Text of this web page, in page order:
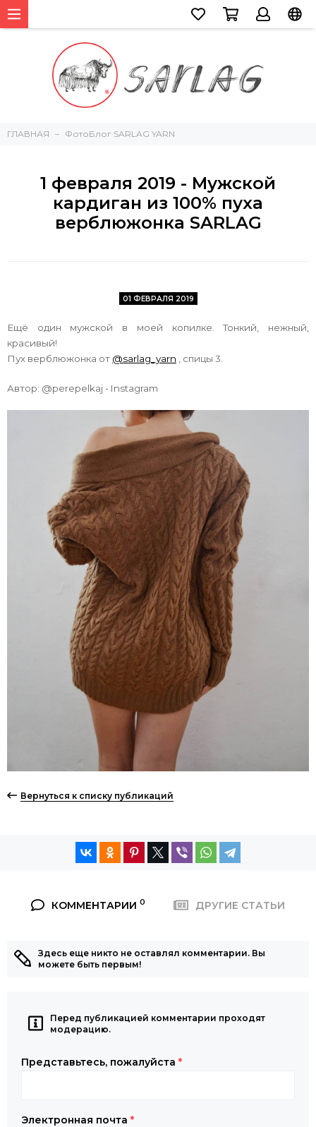
ГЛАВНАЯ ФотоБлог SARLAG YARN
1 февраля 2019 - Мужской
кардиган из 100% пуха
верблюжонка SARLAG
01 ФЕВРАЛЯ 2019
Ещё один мужской в моей копилке. Тонкий, нежный,
красивый!
Пух верблюжонка от @sarlag_yarn , спицы 3.
Автор: @perepelkaj - Instagram
Вернуться к списку публикаций
КОММЕНТАРИИ 0 ДРУГИЕ СТАТЬИ
Здесь еще никто не оставлял комментарии. Вы
можете быть первым!
Перед публикацией комментарии проходят
модерацию.
Представьтесь, пожалуйста *
Электронная почта *